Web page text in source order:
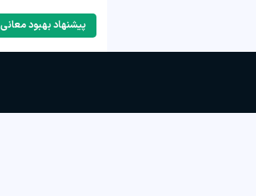
پیشنهاد بهبود معانی